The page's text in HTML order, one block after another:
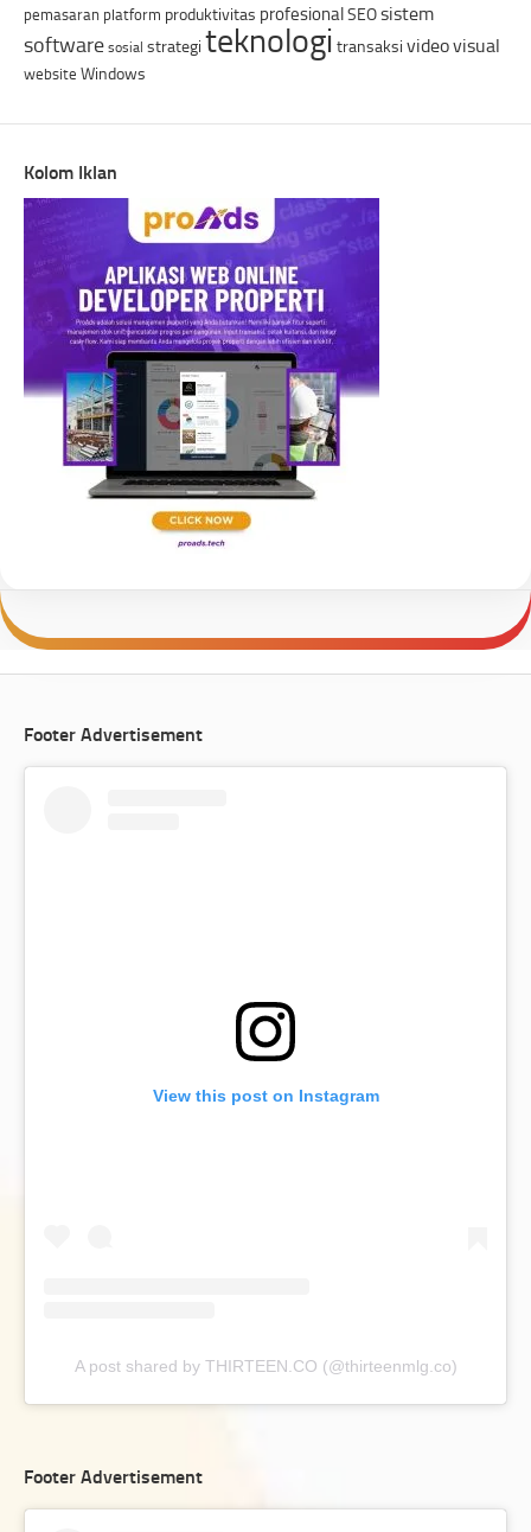
pemasaran platform produktivitas profesionalSEOsistem
software sosial strategi teknologi transaksi videovisual
website Windows
Kolom Iklan
Footer Advertisement
View this post on Instagram
A post shared by THIRTEEN.CO (@thirteenmlg.co)
Footer Advertisement